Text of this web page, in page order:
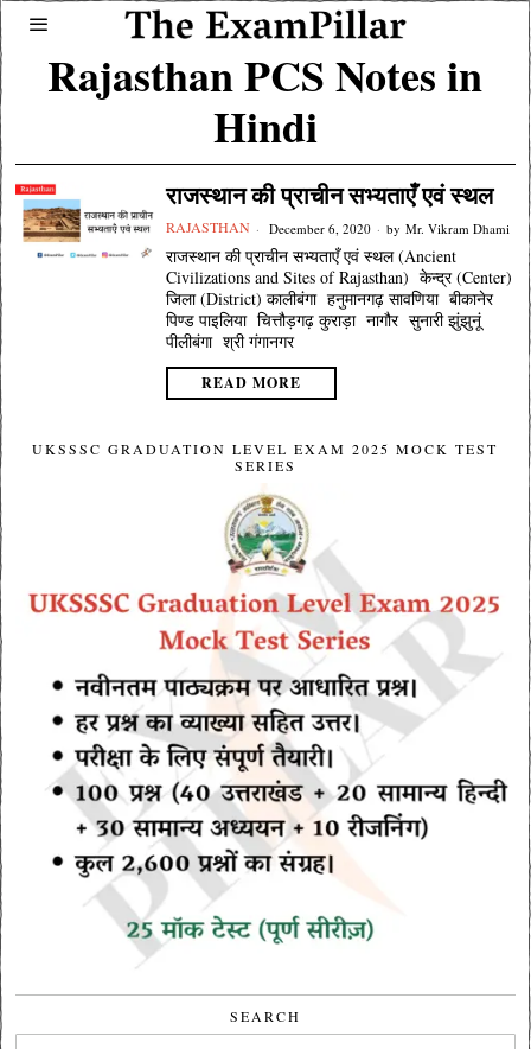
Rajasthan PCS Notes in
Hindi
राजस्थान की प्राचीन सभ्यताएँ एवं स्थल
RAJASTHAN December 6, 2020 by Mr. Vikram Dhami
राजस्थान की प्राचीन सभ्यताएँ एवं स्थल (Ancient
Civilizations and Sites of Rajasthan) केन्द्र (Center)
जिला (District) कालीबंगा हनुमानगढ़ सावणिया बीकानेर
पिण्ड पाइलिया चित्तौड़गढ़ कुराड़ा नागौर सुनारी झुंझुनूं
पीलीबंगा श्री गंगानगर
READ MORE
UKSSSC GRADUATION LEVEL EXAM 2025 MOCK TEST
SERIES
SEARCH